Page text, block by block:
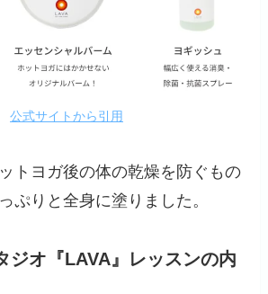
公式サイトから引用
トヨガ後の体の乾燥を防ぐもの
ぷりと全身に塗りました。
ジオ『LAVA』レッスンの内